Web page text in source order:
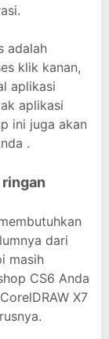
adalah
klik kanan,
aplikasi
aplikasi
ini juga akan
.
dari
masih
CS6 Anda
X7